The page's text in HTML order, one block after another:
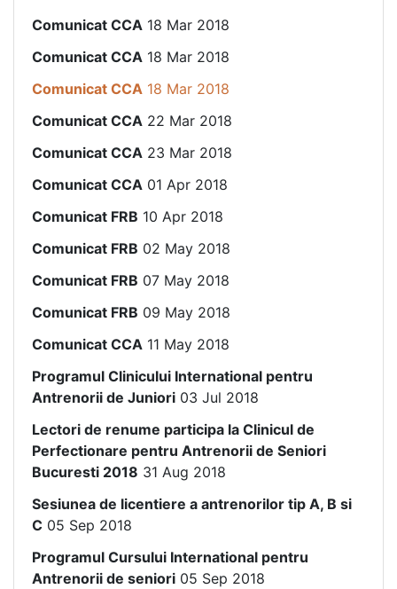
Comunicat CCA 18 Mar 2018
Comunicat CCA 18 Mar 2018
Comunicat CCA 18 Mar 2018
Comunicat CCA 22 Mar 2018
Comunicat CCA 23 Mar 2018
Comunicat CCA 01 Apr 2018
Comunicat FRB 10 Apr 2018
Comunicat FRB 02 May 2018
Comunicat FRB 07 May 2018
Comunicat FRB 09 May 2018
Comunicat CCA 11 May 2018
Programul Clinicului International pentru
Antrenorii de Juniori 03 Jul 2018
Lectori de renume participa la Clinicul de
Perfectionare pentru Antrenorii de Seniori
Bucuresti 2018 31 Aug 2018
Sesiunea de licentiere a antrenorilor tip A, B si
C 05 Sep 2018
Programul Cursului International pentru
Antrenorii de seniori 05 Sep 2018